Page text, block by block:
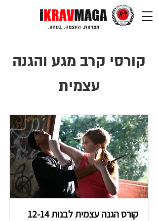
iKRAVMAGA
מצוינות. העצמה. בטחון.
קורסי קרב מגע והגנה
עצמית
קורס הגנה עצמית לבנות 12-14